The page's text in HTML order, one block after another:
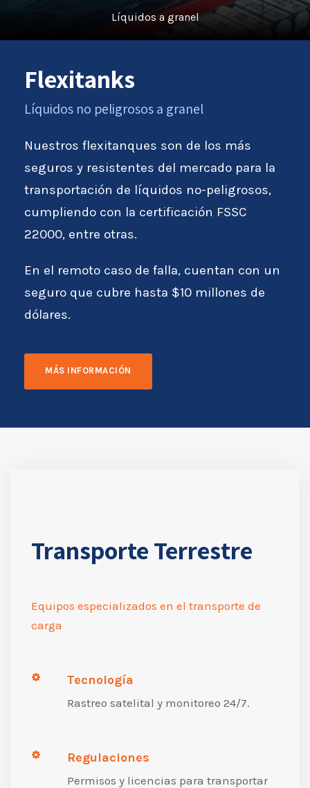
Líquidos a granel
Flexitanks
Líquidos no peligrosos a granel
Nuestros flexitanques son de los más
seguros y resistentes del mercado para la
transportación de líquidos no-peligrosos,
cumpliendo con la certificación FSSC
22000, entre otras.
En el remoto caso de falla, cuentan con un
seguro que cubre hasta $10 millones de
dólares.
MÁS INFORMACIÓN
Transporte Terrestre
Equipos especializados en el transporte de
carga
Tecnología
Rastreo satelital y monitoreo 24/7.
Regulaciones
Permisos y licencias para transportar